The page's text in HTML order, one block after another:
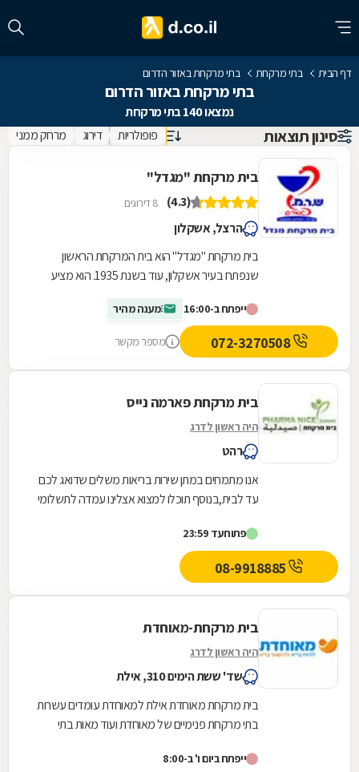
דף הבית בתי מרקחת בתי מרקחת באזור הדרום
בתי מרקחת באזור הדרום
נמצאו 140 בתי מרקחת
סינון תוצאות פופולריות דירוג מרחק ממני
בית מרקחת "מגדל"
(4.3) 8 דירוגים
הרצל, אשקלון
בית מרקחת "מגדל" הוא בית המרקחת הראשון
שנפתח בעיר אשקלון, עוד בשנת 1935. הוא מציע
לתינוקות, מוצרים...
ייפתח ב-16:00 מענה מהיר
072-3270508 מספר מקשר
בית מרקחת פארמה נייס
היה ראשון לדרג
רהט
אנו מתמחים במתן שירות בריאות משלים שדואג לכם
עד לבית,בנוסף תוכלו למצוא אצלינו עמדה לתשלומי
חשמל...
פתוחעד 23:59
08-9918885
בית מרקחת-מאוחדת
היה ראשון לדרג
שד' ששת הימים 310, אילת
בית מרקחת מאוחדת אילת למאוחדת עומדים עשרות
בתי מרקחת פנימיים של מאוחדת ועוד מאות בתי
רשתות...
ייפתח ביום ו' ב-8:00